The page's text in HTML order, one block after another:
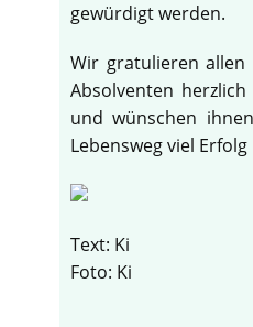
gewürdigt werden.
Wir gratulieren allen
Absolventen
und wünschen
Lebensweg viel
Text: Ki
Foto: Ki